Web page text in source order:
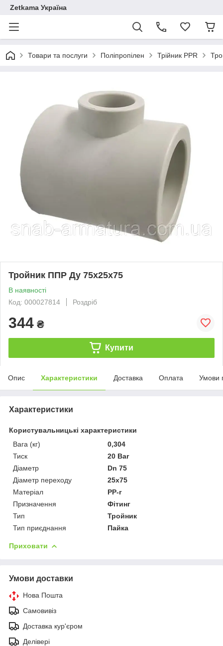
Zetkama Україна
Товари та послуги Поліпропілен Трійник PPR
Тройник ППР Ду 75х25х75
В наявності
Код: 000027814
Роздріб
344 ₴
Купити
Опис Характеристики Доставка Оплата Умови
Характеристики
Користувальницькі характеристики
Вага (кг)
0,304
Тиск
20 Bar
Діаметр
Dn 75
Діаметр переходу
25х75
Матеріал
PP-r
Призначення
Фітинг
Тип
Тройник
Тип приєднання
Пайка
Приховати
Умови доставки
Нова Пошта
Самовивіз
Доставка кур'єром
Делівері